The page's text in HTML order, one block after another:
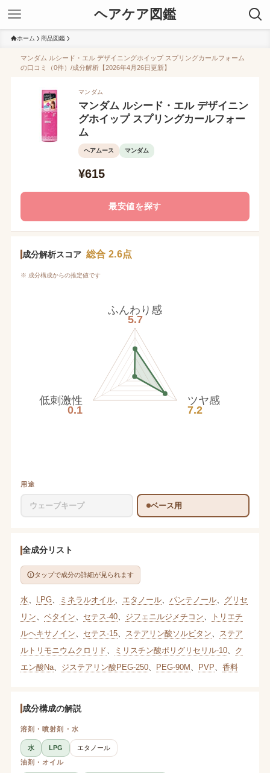
ヘアケア図鑑
ホーム 商品図鑑
マンダム ルシード・エル デザイニングホイップ スプリングカールフォーム
の口コミ（0件）/成分解析【2026年4月26日更新】
マンダム
マンダム ルシード・エル デザイニン
グホイップ スプリングカールフォー
ム
ヘアムース マンダム
¥615
最安値を探す
成分解析スコア 総合 2.6点
※ 成分構成からの推定値です
ふんわり感
5.7
ツヤ感
7.2
低刺激性
0.1
用途
ウェーブキープ ベース用
全成分リスト
タップで成分の詳細が見られます
水 LPG、 ミネラルオイル、 エタノール、 パンテノール、 グリセ
リン
ベタイン セテス-40、 ジフェニルジメチコン
トリエチ
ルヘキサノイン
セテス-15、 ステアリン酸ソルビタン
ステア
ルトリモニウムクロリド
ミリスチン酸ポリグリセリル-10、 ク
エン酸Na、 ジステアリン酸PEG-250、 PEG-90M PVP 香料
成分構成の解説
溶剤・噴射剤・水
水 LPG
エタノール
油剤・オイル